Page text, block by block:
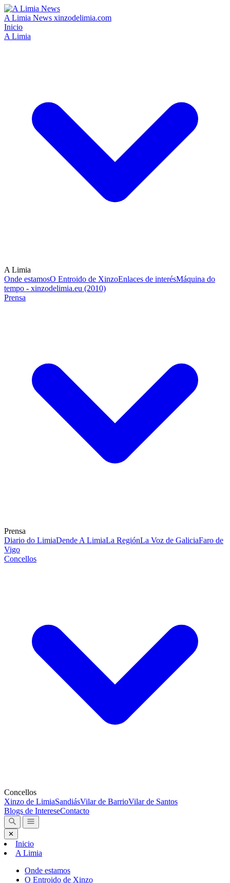
A Limia News xinzodelimia.com
Inicio
A Limia
A Limia
Onde estamosO Entroido de XinzoEnlaces de interésMáquina do
tempo - xinzodelimia.eu (2010)
Prensa
Prensa
Diario do LimiaDende A LimiaLa RegiónLa Voz de GaliciaFaro de
Vigo
Concellos
Concellos
Xinzo de LimiaSandiásVilar de BarrioVilar de Santos
Blogs de IntereseContacto
✕
Inicio
A Limia
Onde estamos
O Entroido de Xinzo